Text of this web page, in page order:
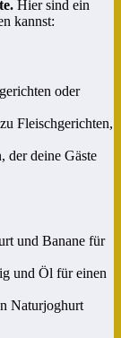
Hier sind ein
kannst:
oder
Fleischgerichten,
der deine Gäste
und Banane für
und Öl für einen
Naturjoghurt